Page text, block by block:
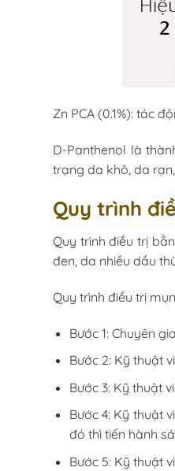
Zn PCA (0.1%): tác
D-Panthenol là
trạng da khô, da
Quy trình
Quy trình điều trị
đen, da nhiều dầu
Quy trình điều trị
Bước 1: Chuyên
Bước 2: Kỹ thuật
Bước 3: Kỹ thuật
Bước 4: Kỹ thuật
đó thì tiến hành
Bước 5: Kỹ thuật